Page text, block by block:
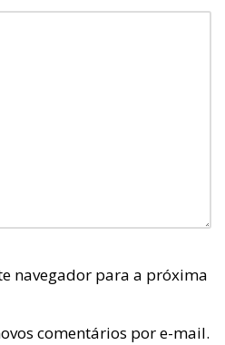
navegador para a próxima
comentários por e-mail.